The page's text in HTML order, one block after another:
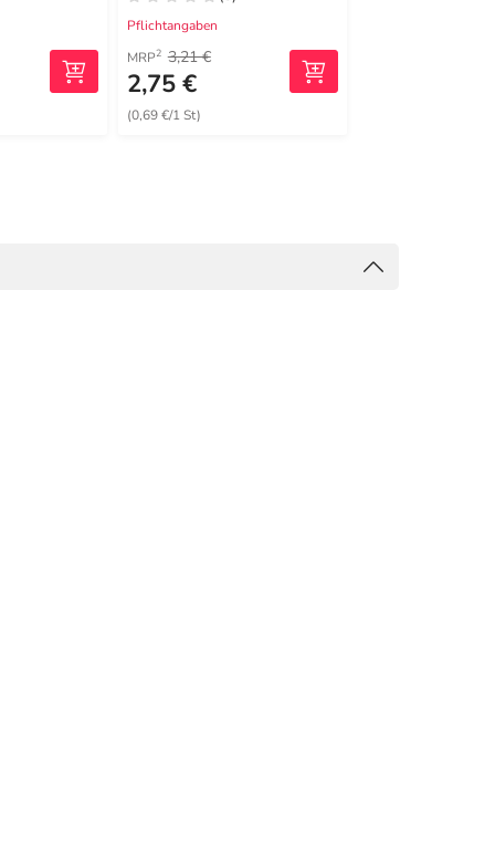
Pflichtangaben
MRP2 3,21 €
2,75 €
(0,69 €/1 St)